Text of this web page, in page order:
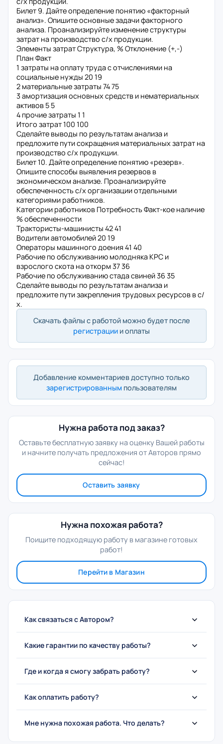
Билет 9. Дайте определение понятию «факторный
анализ». Опишите основные задачи факторного
анализа. Проанализируйте изменение структуры
затрат на производство с/х продукции.
Элементы затрат Структура, % Отклонение (+,-)
План Факт
1 затраты на оплату труда с отчислениями на
социальные нужды 20 19
2 материальные затраты 74 75
3 амортизация основных средств и нематериальных
активов 5 5
4 прочие затраты 1 1
Итого затрат 100 100
Сделайте выводы по результатам анализа и
предложите пути сокращения материальных затрат на
производство с/х продукции.
Билет 10. Дайте определение понятию «резерв».
Опишите способы выявления резервов в
экономическом анализе. Проанализируйте
обеспеченность с/х организации отдельными
категориями работников.
Категории работников Потребность Факт-кое наличие
% обеспеченности
Трактористы-машинисты 42 41
Водители автомобилей 20 19
Операторы машинного доения 41 40
Рабочие по обслуживанию молодняка КРС и
взрослого скота на откорм 37 36
Рабочие по обслуживанию стада свиней 36 35
Сделайте выводы по результатам анализа и
предложите пути закрепления трудовых ресурсов в с/
х.
Скачать файлы с работой можно будет после
регистрации и оплаты
Добавление комментариев доступно только
зарегистрированным пользователям
Нужна работа под заказ?
Оставьте бесплатную заявку на оценку Вашей работы
и начните получать предложения от Авторов прямо
сейчас!
Оставить заявку
Нужна похожая работа?
Поищите подходящую работу в магазине готовых
работ!
Перейти в Магазин
Как связаться с Автором?
Какие гарантии по качеству работы?
Где и когда я смогу забрать работу?
Как оплатить работу?
Мне нужна похожая работа. Что делать?